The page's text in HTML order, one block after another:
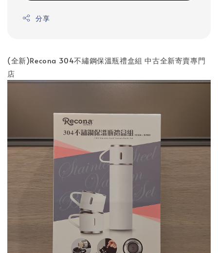
分享
(全新)Recona 304不繡鋼保溫瓶禮盒組 中古全新寄賣專門
店